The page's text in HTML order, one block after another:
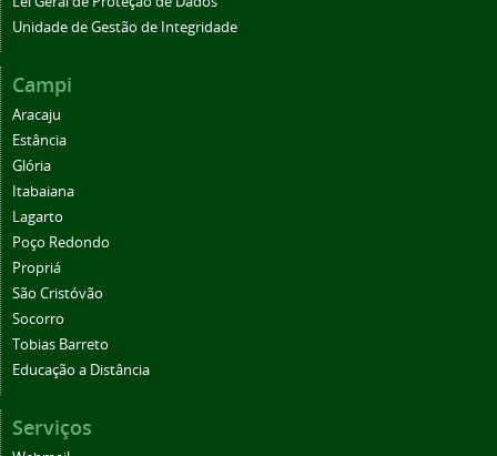
Unidade de Gestão de Integridade
Campi
Aracaju
Estância
Glória
Itabaiana
Lagarto
Poço Redondo
Propriá
São Cristóvão
Socorro
Tobias Barreto
Educação a Distância
Serviços